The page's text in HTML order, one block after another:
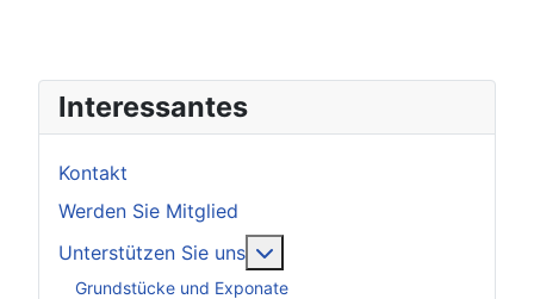
Interessantes
Kontakt
Werden Sie Mitglied
Unterstützen Sie uns
Grundstücke und Exponate